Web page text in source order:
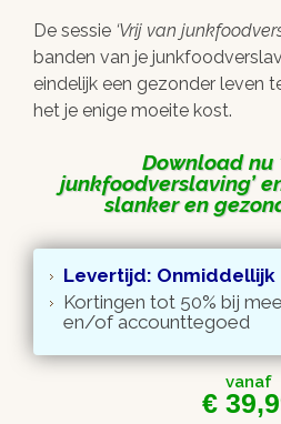
De sessie Vrij van
banden van je
eindelijk een gezonder leven
het je enige moeite kost.
Download nu
junkfoodverslaving
slanker en
Levertijd: Onmiddellijk
Kortingen tot 50% bij
en/of accounttegoed
vanaf
€